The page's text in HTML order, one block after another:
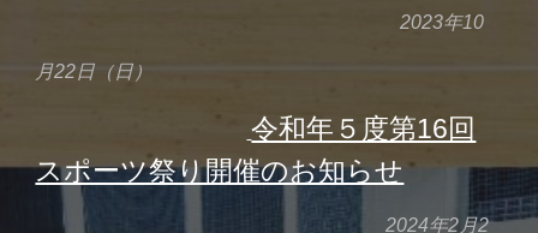
2023年10
月22日（日）
令和年５度第16回
スポーツ祭り開催のお知らせ
2024年2 月2